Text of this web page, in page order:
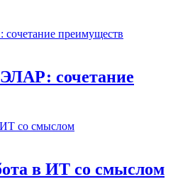
сочетание
в ИТ со смыслом